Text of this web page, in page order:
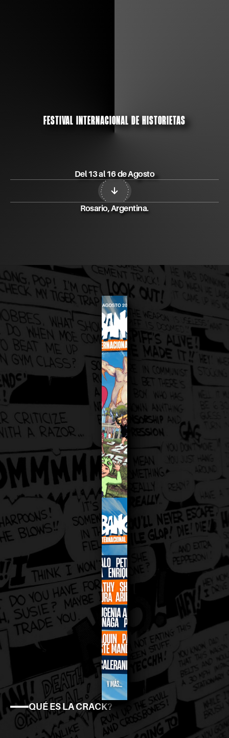
FESTIVAL INTERNACIONAL DE HISTORIETAS
Del 13 al 16 de Agosto
.
.
.... . . . . .
.
.
.
.
.
.
.
.
.
.
.
. . . . . ...
.
.
.
. . . . .
Rosario, Argentina.
QUÉ ES LA CRACK?
Crack
BangBoom laConvención